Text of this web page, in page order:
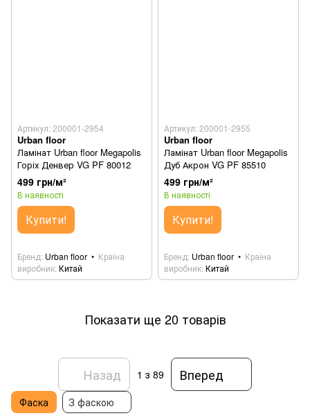
Артикул: 200001-2954
Urban floor
Ламінат Urban floor Megapolis
Горіх Денвер VG PF 80012
499 грн/м²
В наявності
Купити!
Бренд Urban floor
Країна
виробник Китай
Артикул: 200001-2955
Urban floor
Ламінат Urban floor Megapolis
Дуб Акрон VG PF 85510
499 грн/м²
В наявності
Купити!
Бренд Urban floor
Країна
виробник Китай
Показати ще 20 товарів
Назад 1 з 89 Вперед
Фаска З фаскою